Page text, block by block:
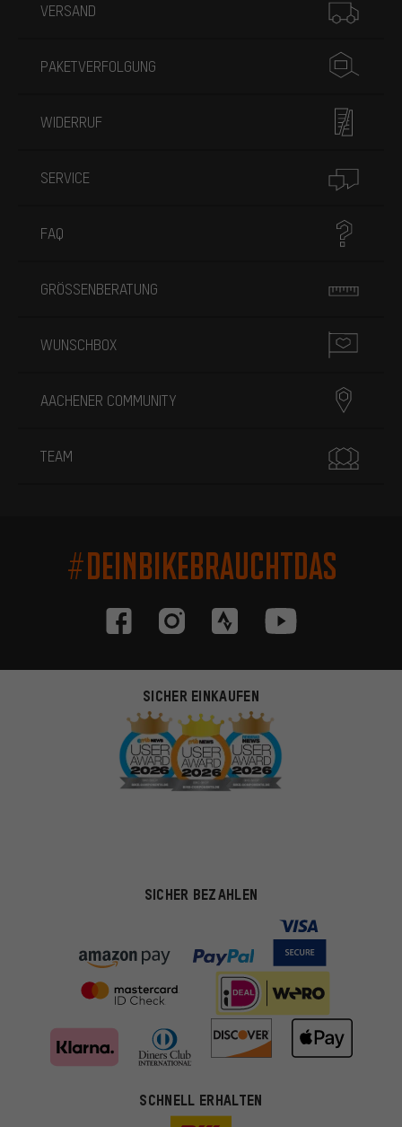
VERSAND
PAKETVERFOLGUNG
WIDERRUF
SERVICE
FAQ
GRÖSSENBERATUNG
WUNSCHBOX
AACHENER COMMUNITY
TEAM
#DEINBIKEBRAUCHTDAS
SICHER EINKAUFEN
SICHER BEZAHLEN
SCHNELL ERHALTEN
Du bekommst, statt zufälliger Werbung, genauer passende